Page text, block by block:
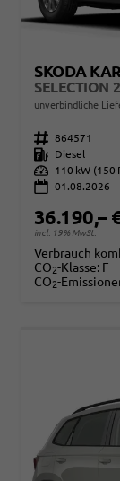
SKODA
unverbindliche
Fahrzeugnr. 864571
Kraftstoff
Diesel
Leistung
110 kW (150
01.08.2026
36.190,–
incl. 19% MwSt.
Verbrauch
CO2-Klasse: F
CO2-